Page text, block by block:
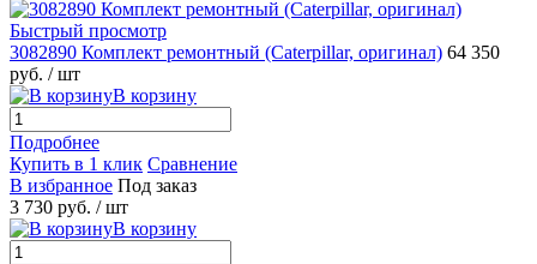
Быстрый просмотр
3082890 Комплект ремонтный (Caterpillar, оригинал) 64 350
руб. / шт
В корзину
Подробнее
Купить в 1 клик Сравнение
В избранное Под заказ
3 730 руб. / шт
В корзину